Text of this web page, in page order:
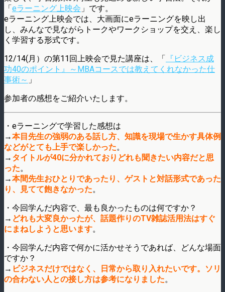
「eラーニング上映会 」です。
eラーニング上映会では、大画面にeラーニングを映し出
し、みんなで見ながらトークやワークショップを交え、楽し
く学習する形式です。
12/14(月）の第11回上映会で見た講座は、「 『ビジネス成
功40のポイント』～MBAコースでは教えてくれなかった仕
事術～ 」
参加者の感想をご紹介いたします。
・eラーニングで学習した感想は
→本目先生の強弱のある話し方、知識を現場で生かす具体例
などがとても上手で楽しかった。
→ タイトルが40に分かれておりどれも聞きたい内容だと思
った。
→本間先生おひとりであったり、ゲストと対話形式であった
り、見てて飽きなかった。
・今回学んだ内容で、最も良かったものは何ですか？
→ どれも大変良かったが、話題作りのTV雑誌活用法はすぐ
にまねしようと思います。
・今回学んだ内容で何かに活かせそうであれば、どんな場面
ですか？
→ ビジネスだけではなく、日常から取り入れたいです。ソリ
の合わない人との接し方は参考になりました。